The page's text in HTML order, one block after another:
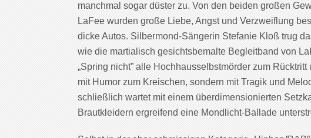
manchmal sogar düster zu. Von den beiden großen
LaFee wurden große Liebe, Angst und Verzweiflung
dicke Autos. Silbermond-Sängerin Stefanie Kloß trug
wie die martialisch gesichtsbemalte Begleitband von
„Spring nicht” alle Hochhausselbstmörder zum
mit Humor zum Kreischen, sondern mit Tragik und
schließlich wartet mit einem überdimensionierten
Brautkleidern ergreifend eine Mondlicht-Ballade